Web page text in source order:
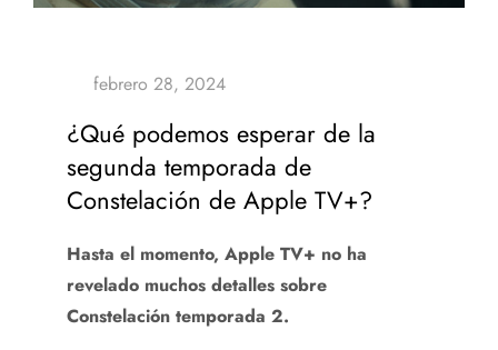
¿Qué podemos esperar de la
segunda temporada de
Constelación de Apple TV+?
Hasta el momento, Apple TV+ no ha
revelado muchos detalles sobre
Constelación temporada 2.